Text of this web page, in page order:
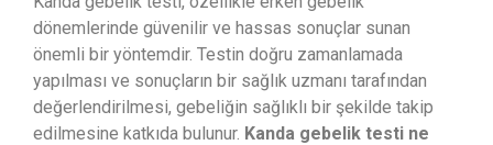
dönemlerinde güvenilir ve hassas sonuçlar sunan
önemli bir yöntemdir. Testin doğru zamanlamada
yapılması ve sonuçların bir sağlık uzmanı tarafından
değerlendirilmesi, gebeliğin sağlıklı bir şekilde takip
edilmesine katkıda bulunur. Kanda gebelik testi ne